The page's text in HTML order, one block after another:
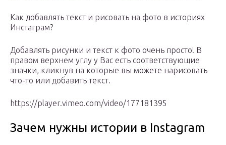
Как добавлять текст и рисовать на фото в историях
Инстаграм?
Добавлять рисунки и текст к фото очень просто! В
правом верхнем углу у Вас есть соответствующие
значки, кликнув на которые вы можете нарисовать
что-то или добавить текст.
https://player.vimeo.com/video/177181395
Зачем нужны истории в Instagram